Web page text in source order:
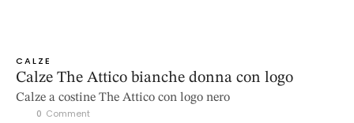
CALZE
Calze The Attico bianche donna con logo
Calze a costine The Attico con logo nero
0 Comment